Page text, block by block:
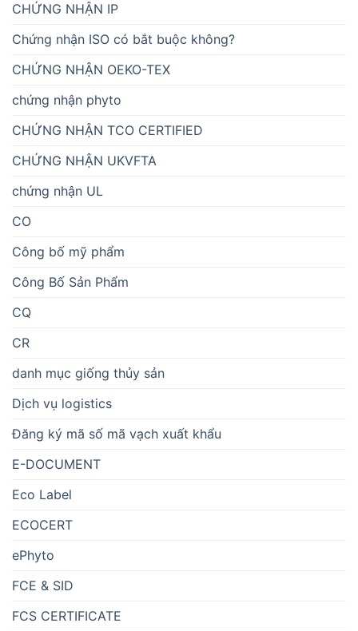
CHỨNG NHẬN IP
Chứng nhận ISO có bắt buộc không?
CHỨNG NHẬN OEKO-TEX
chứng nhận phyto
CHỨNG NHẬN TCO CERTIFIED
CHỨNG NHẬN UKVFTA
chứng nhận UL
CO
Công bố mỹ phẩm
Công Bố Sản Phẩm
CQ
CR
danh mục giống thủy sản
Dịch vụ logistics
Đăng ký mã số mã vạch xuất khẩu
E-DOCUMENT
Eco Label
ECOCERT
ePhyto
FCE & SID
FCS CERTIFICATE